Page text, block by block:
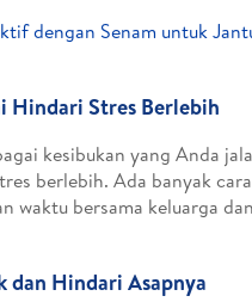
dengan Senam untuk
Hindari Stres Berlebih
kesibukan yang Anda
berlebih. Ada banyak
waktu bersama keluarga
dan Hindari Asapnya